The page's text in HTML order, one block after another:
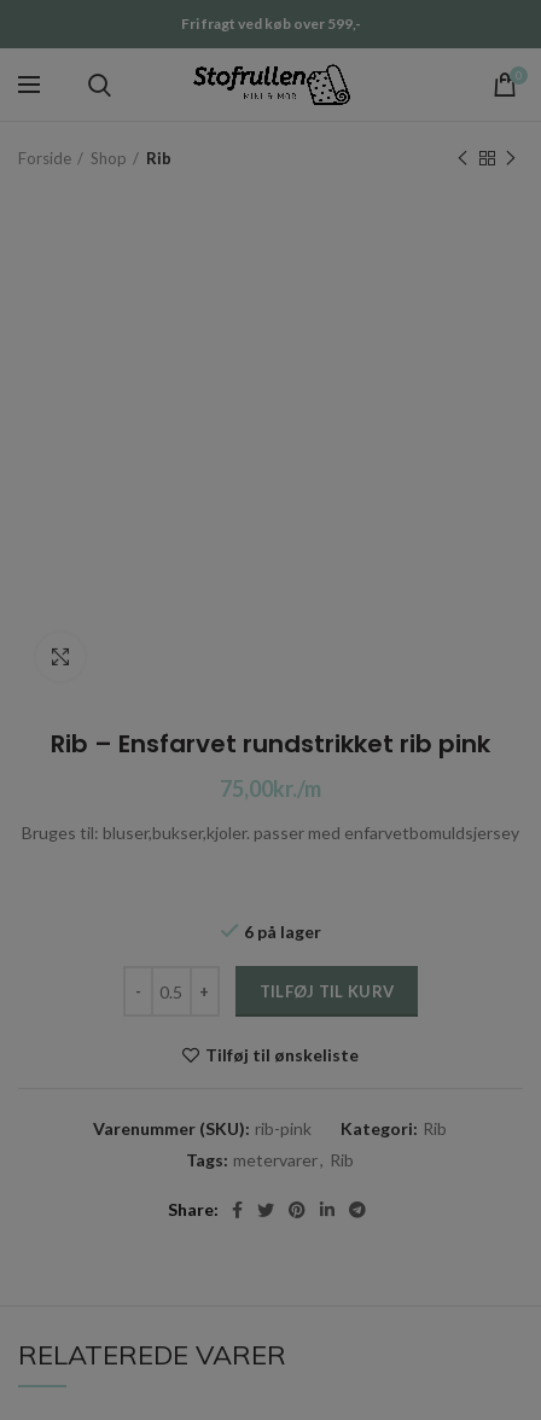
Fri fragt ved køb over 599,-
0
Forside Shop Rib
Rib – Ensfarvet rundstrikket rib pink
kr.
Bruges til: bluser,bukser,kjoler. passer med enfarvetbomuldsjersey
6 på lager
TILFØJ TIL KURV
Tilføj til ønskeliste
Varenummer (SKU): rib-pink Kategori: Rib
Tags: metervarer, Rib
Share
RELATEREDE VARER